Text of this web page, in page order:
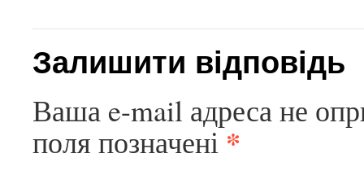
Залишити відповідь
Ваша e-mail адреса не
поля позначені*